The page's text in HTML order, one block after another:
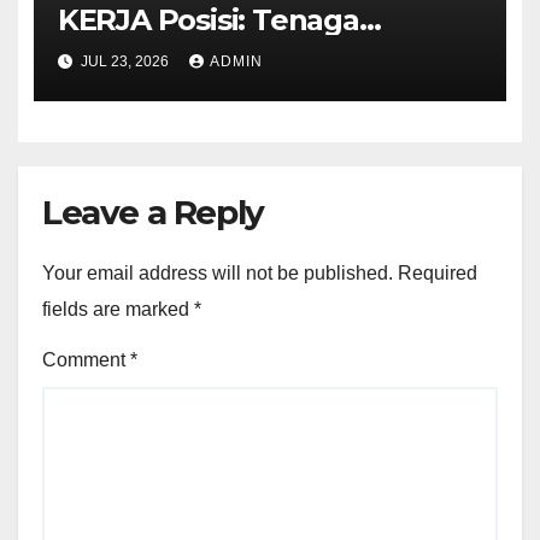
KERJA Posisi: Tenaga
Pendidik
JUL 23, 2026 ADMIN
Leave a Reply
Your email address will not be published. Required
fields are marked *
Comment*